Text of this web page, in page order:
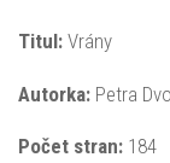
Titul: Vrány
Autorka: Petra
Počet stran: 184